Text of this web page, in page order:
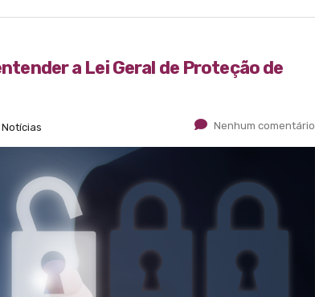
a Lei Geral de Proteção de
Notícias Nenhum comentário